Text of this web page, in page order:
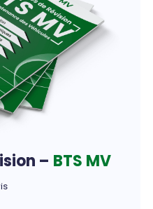
– BTS MV